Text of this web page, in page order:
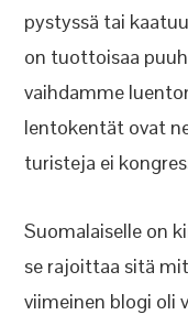
pystyssä tai
on tuottoisaa
vaihdamme
lentokentät ovat
turisteja ei
Suomalaiselle on
se rajoittaa sitä
viimeinen blogi oli